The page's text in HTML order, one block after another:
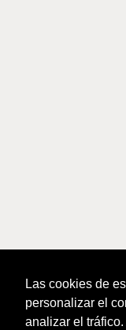
Las cookies de
personalizar el
analizar el